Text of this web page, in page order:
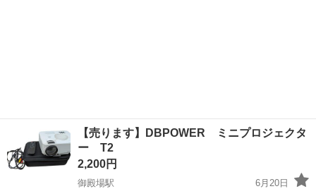
【売ります】DBPOWER ミニプロジェクタ
ー T2
2,200円
御殿場駅
6月20日